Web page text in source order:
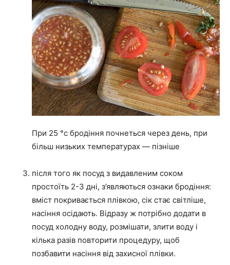
При 25 °c бродіння почнеться через день, при
більш низьких температурах — пізніше
після того як посуд з видавленим соком
простоїть 2-3 дні, з’являються ознаки бродіння:
вміст покривається плівкою, сік стає світліше,
насіння осідають. Відразу ж потрібно додати в
посуд холодну воду, розмішати, злити воду і
кілька разів повторити процедуру, щоб
позбавити насіння від захисної плівки.